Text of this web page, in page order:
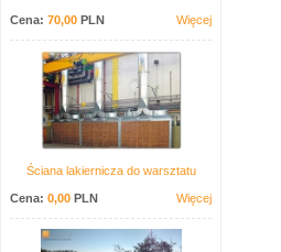
Cena: 70,00 PLN Więcej
Ściana lakiernicza do warsztatu
Cena: 0,00 PLN Więcej